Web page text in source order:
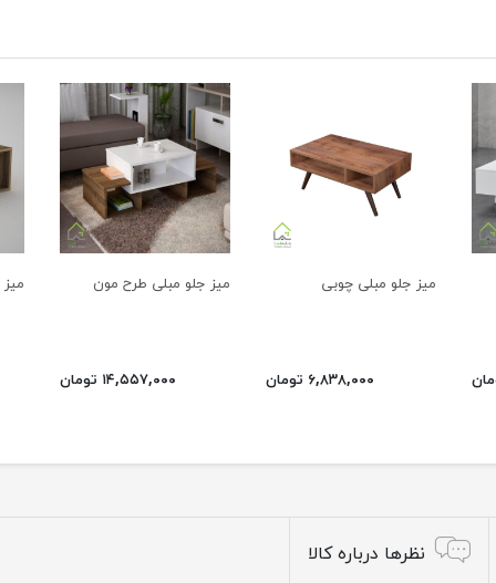
میز جلو مبلی چوبی
۶,۸۳۸,۰۰۰ تومان
میز جلو مبلی طرح مون
۱۴,۵۵۷,۰۰۰ تومان
میز
نظرها درباره کالا